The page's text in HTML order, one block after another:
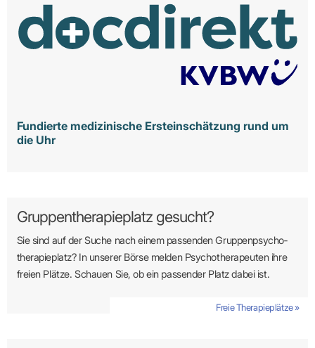
Fundierte medizinische Ersteinschätzung rund um
die Uhr
Gruppentherapieplatz gesucht?
Sie sind auf der Suche nach einem passenden Gruppen­psycho­
therapie­platz? In unserer Börse melden Psycho­­thera­­peuten ihre
freien Plätze. Schauen Sie, ob ein passender Platz dabei ist.
Freie Therapieplätze »